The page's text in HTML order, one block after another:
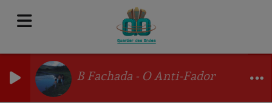
B Fachada - O Anti-Fador